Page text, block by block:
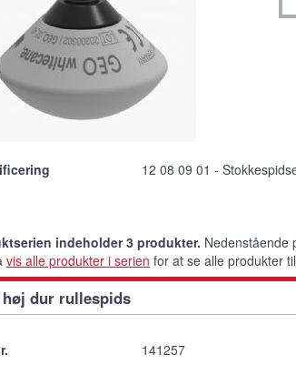
12 08 09 01 -
indeholder 3 produkter. Nedenstående
vis alle produkter i serien for at se alle produkter
høj dur rullespids
141257